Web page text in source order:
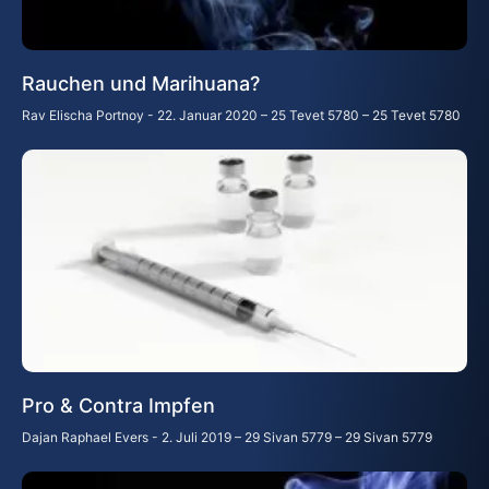
Rauchen und Marihuana?
Rav Elischa Portnoy 22. Januar 2020 – 25 Tevet 5780 – 25 Tevet 5780
Pro & Contra Impfen
Dajan Raphael Evers 2. Juli 2019 – 29 Sivan 5779 – 29 Sivan 5779